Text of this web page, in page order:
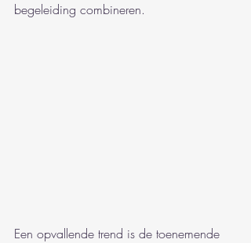
begeleiding combineren.
Een opvallende trend is de toenemende